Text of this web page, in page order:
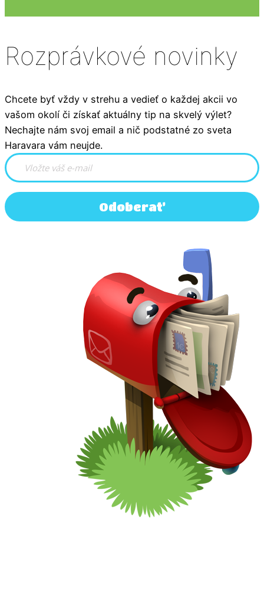
Rozprávkové novinky
Chcete byť vždy v strehu a vedieť o každej akcii vo
vašom okolí či získať aktuálny tip na skvelý výlet?
Nechajte nám svoj email a nič podstatné zo sveta
Haravara vám neujde.
Odoberať